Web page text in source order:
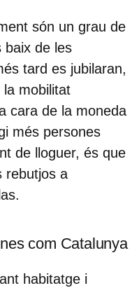
són un grau de
baix de les
tard es jubilaran,
mobilitat
cara de la moneda
més persones
de lloguer, és que
rebutjos a
com Catalunya
habitatge i